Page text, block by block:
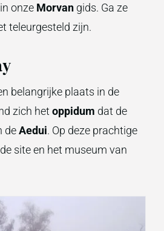
onze Morvangids. Ga ze
teleurgesteld zijn.
belangrijke plaats in de
zich het oppidum dat de
deAedui. Op deze prachtige
site en het museum van